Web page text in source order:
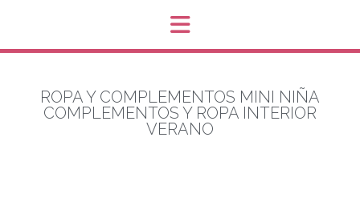
ROPA Y COMPLEMENTOS MINI NIÑA
COMPLEMENTOS Y ROPA INTERIOR
VERANO